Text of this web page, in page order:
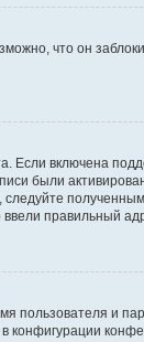
что он
включена
были
правильный
пользователя и